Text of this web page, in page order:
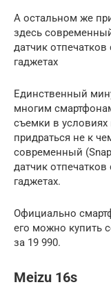
А остальном же
здесь
датчик
гаджетах
Единственный
многим
съемки в
придраться не к
современный
датчик
гаджетах.
Официально
его можно купить
за 19 990.
Meizu 16s